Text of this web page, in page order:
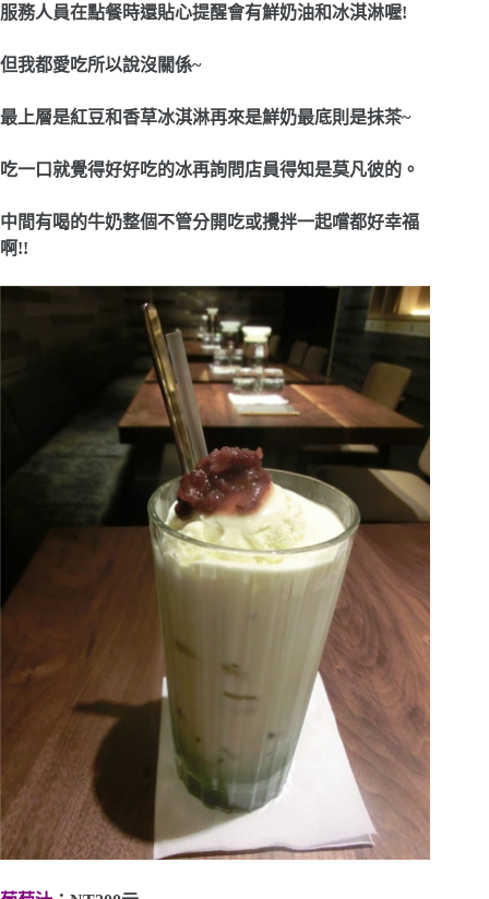
服務人員在點餐時還貼心提醒會有鮮奶油和冰淇淋喔!
但我都愛吃所以說沒關係~
最上層是紅豆和香草冰淇淋再來是鮮奶最底則是抺茶~
吃一口就覺得好好吃的冰再詢問店員得知是莫凡彼的。
中間有喝的牛奶整個不管分開吃或攪拌一起嚐都好幸福
啊!!